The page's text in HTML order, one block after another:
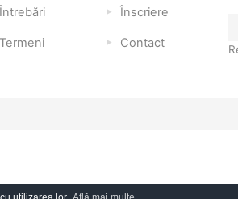
Întrebări Înscriere
Termeni Contact